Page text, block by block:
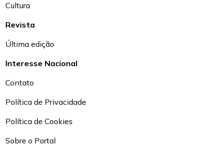
Cultura
Revista
Última edição
Interesse Nacional
Contato
Política de Privacidade
Política de Cookies
Sobre o Portal